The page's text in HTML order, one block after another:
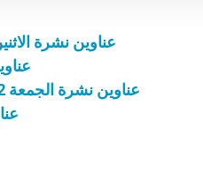
عناوين نشرة الاثنين 17 تشرين الأوّل 2022: كنيسة في
عناوين
عناوين نشرة الجمعة 22 أيلول 2023: الاستشهاد من أجل البشارة